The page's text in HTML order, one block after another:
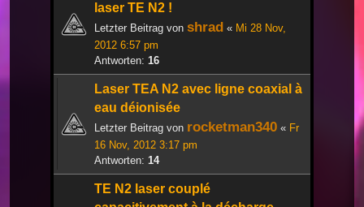
laser TE N2 !
Letzter Beitrag von shrad « Mi 28 Nov,
2012 6:57 pm
Antworten: 16
Laser TEA N2 avec ligne coaxial à
eau déionisée
Letzter Beitrag von rocketman340 « Fr
16 Nov, 2012 3:17 pm
Antworten: 14
TE N2 laser couplé